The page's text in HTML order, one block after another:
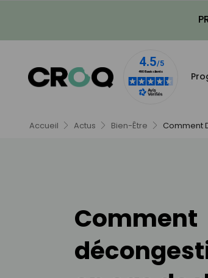
Accueil Actus Bien-Être Comment
Comment